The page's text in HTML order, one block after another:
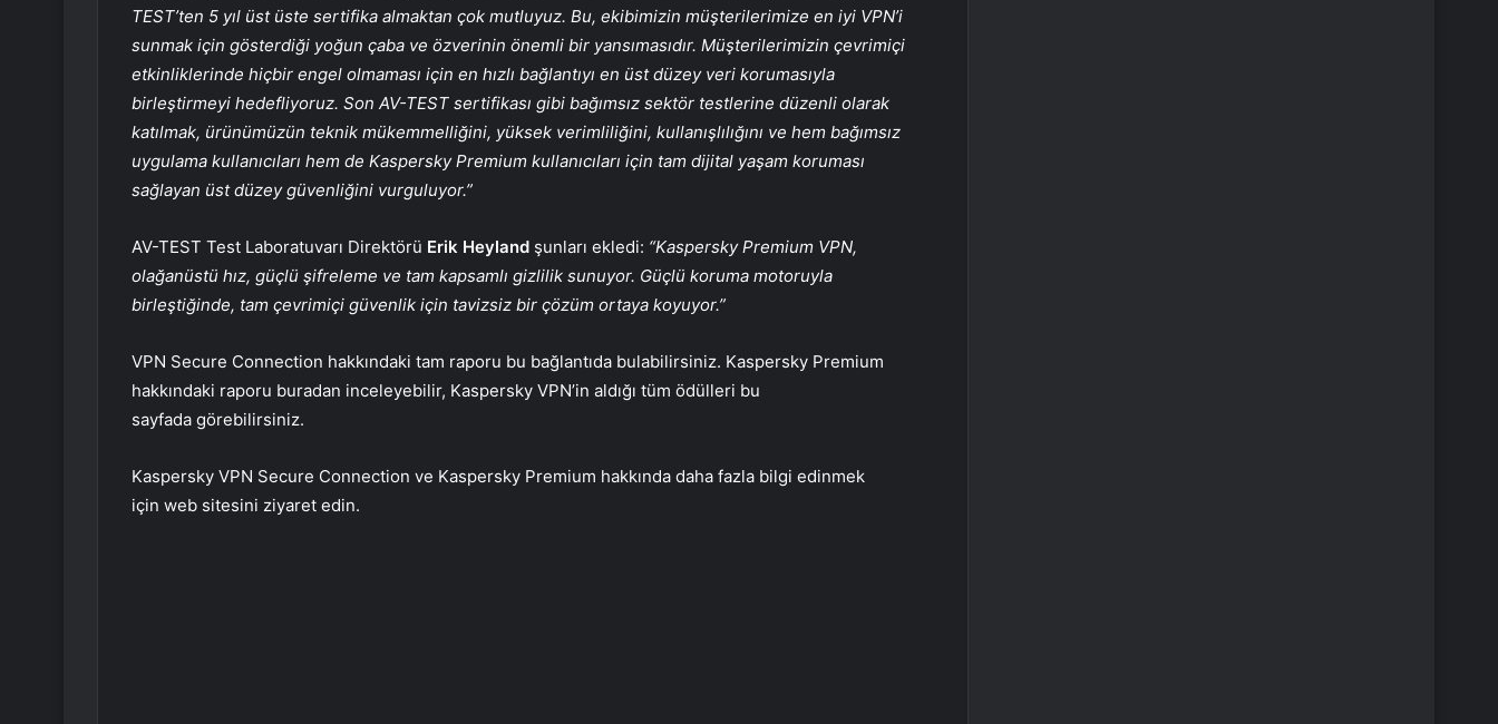
TEST’ten 5 yıl üst üste sertifika almaktan çok mutluyuz. Bu, ekibimizin müşterilerimize en iyi VPN’i
sunmak için gösterdiği yoğun çaba ve özverinin önemli bir yansımasıdır. Müşterilerimizin çevrimiçi
etkinliklerinde hiçbir engel olmaması için en hızlı bağlantıyı en üst düzey veri korumasıyla
birleştirmeyi hedefliyoruz. Son AV-TEST sertifikası gibi bağımsız sektör testlerine düzenli olarak
katılmak, ürünümüzün teknik mükemmelliğini, yüksek verimliliğini, kullanışlılığını ve hem bağımsız
uygulama kullanıcıları hem de Kaspersky Premium kullanıcıları için tam dijital yaşam koruması
sağlayan üst düzey güvenliğini vurguluyor.”
AV-TEST Test Laboratuvarı Direktörü Erik Heyland şunları ekledi: “Kaspersky Premium VPN,
olağanüstü hız, güçlü şifreleme ve tam kapsamlı gizlilik sunuyor. Güçlü koruma motoruyla
birleştiğinde, tam çevrimiçi güvenlik için tavizsiz bir çözüm ortaya koyuyor.”
VPN Secure Connection hakkındaki tam raporu bu bağlantıda bulabilirsiniz. Kaspersky Premium
hakkındaki raporu buradan inceleyebilir, Kaspersky VPN’in aldığı tüm ödülleri bu
sayfada görebilirsiniz.
Kaspersky VPN Secure Connection ve Kaspersky Premium hakkında daha fazla bilgi edinmek
için web sitesini ziyaret edin.